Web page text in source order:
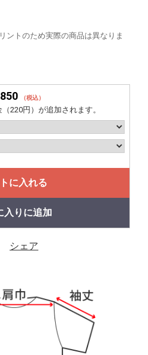
ントのため実際の商品は異なりま
（税込）
220円）が追加されます。
に入れる
入りに追加
シェア